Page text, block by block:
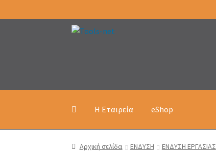
Η Εταιρεία eShop
Αρχική σελίδα ΕΝΔΥΣΗ ΕΝΔΥΣΗ ΕΡΓΑΣΙΑΣ